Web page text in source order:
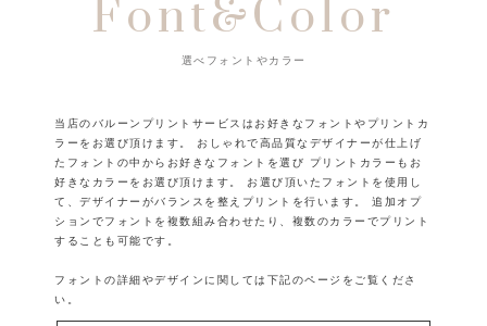
選べフォントやカラー
当店のバルーンプリントサービスはお好きなフォントやプリントカ
ラーをお選び頂けます。
おしゃれで高品質なデザイナーが仕上げ
たフォントの中からお好きなフォントを選び プリントカラーもお
好きなカラーをお選び頂けます。
お選び頂いたフォントを使用し
て、デザイナーがバランスを整えプリントを行います。
追加オプ
ションでフォントを複数組み合わせたり、複数のカラーでプリント
することも可能です。
フォントの詳細やデザインに関しては下記のページをご覧くださ
い。